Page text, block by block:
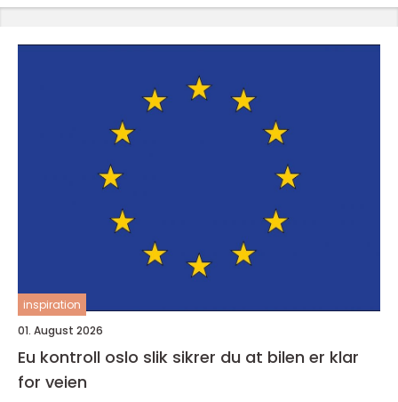
inspiration
01. August 2026
Eu kontroll oslo slik sikrer du at bilen er klar
for veien